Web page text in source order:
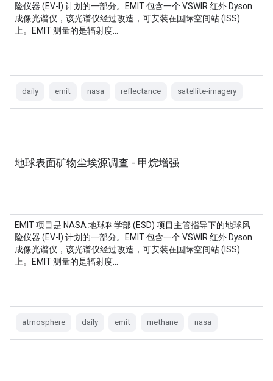
险仪器 (EV-I) 计划的一部分。EMIT 包含一个 VSWIR 红外 Dyson
成像光谱仪，该光谱仪经过改造，可安装在国际空间站 (ISS)
上。EMIT 测量的是辐射度…
daily emit nasa reflectance satellite-imagery
地球表面矿物尘埃源调查 - 甲烷增强
EMIT 项目是 NASA 地球科学部 (ESD) 项目主管指导下的地球风
险仪器 (EV-I) 计划的一部分。EMIT 包含一个 VSWIR 红外 Dyson
成像光谱仪，该光谱仪经过改造，可安装在国际空间站 (ISS)
上。EMIT 测量的是辐射度…
atmosphere daily emit methane nasa